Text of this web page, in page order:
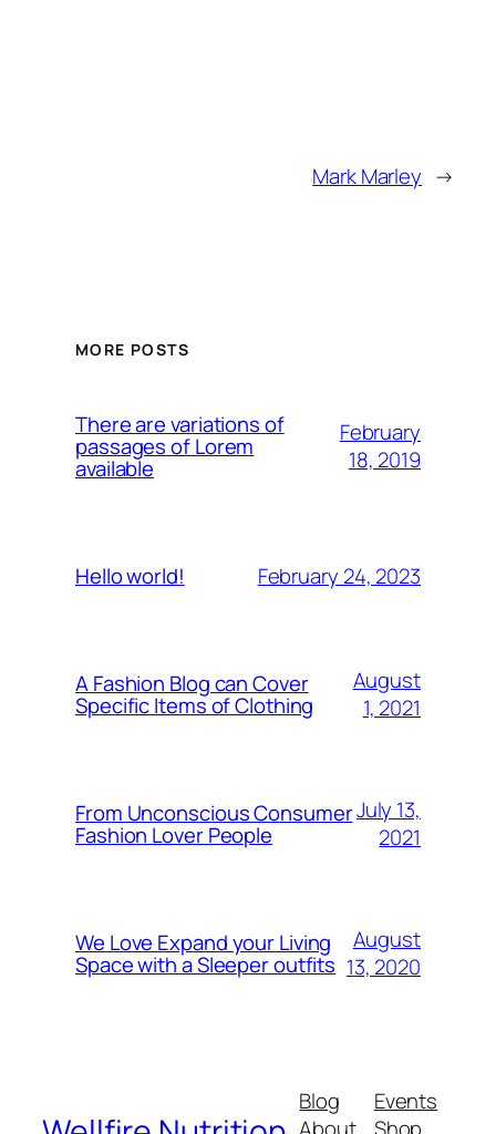
Mark Marley →
MORE POSTS
There are variations of
passages of Lorem
available
February
18, 2019
Hello world! February 24, 2023
A Fashion Blog can Cover
Specific Items of Clothing
August
1, 2021
From Unconscious Consumer
Fashion Lover People
July 13,
2021
We Love Expand your Living
Space with a Sleeper outfits
August
13, 2020
Blog
Events